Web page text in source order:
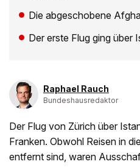
Die abgeschobene
Der erste Flug ging über
Raphael Rauch
Bundeshausredaktor
Der Flug von Zürich über
Franken. Obwohl Reisen in
entfernt sind, waren